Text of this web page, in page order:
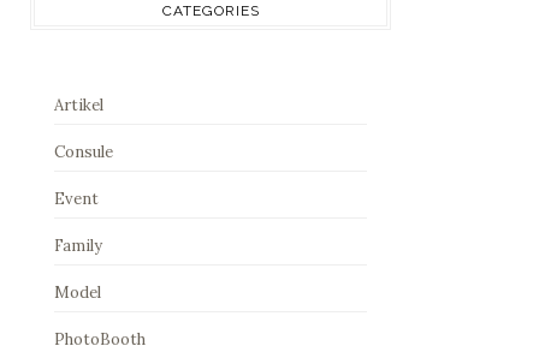
CATEGORIES
Artikel
Consule
Event
Family
Model
PhotoBooth